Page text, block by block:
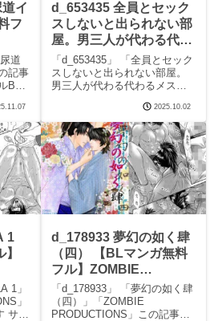
イ
フ
道
記事
Bの
道
の
娘 尿
d_653435 全員とセック
スしないと出られない部
屋。男三人が代わる代わ
るメスイキさせられちゃ
う！ 【BLマンガ無料フ
ル】OL
「d_653435」 「全員とセック
スしないと出られない部屋。
男三人が代わる代わるメスイ
この記事はPRを含みます サー
クルOLのエロマンガです。 続
きを読むd_653435 全員とセッ
クスしないと出られない部
屋。
2025.10.02
1
1」
」
サー
d_178933 夢幻の如く肆
（四） 【BLマンガ無料
フル】ZOMBIE
PRODUCTIONS
「d_178933」 「夢幻の如く肆
（四）」「ZOMBIE
PRODUCTIONS」この記事は